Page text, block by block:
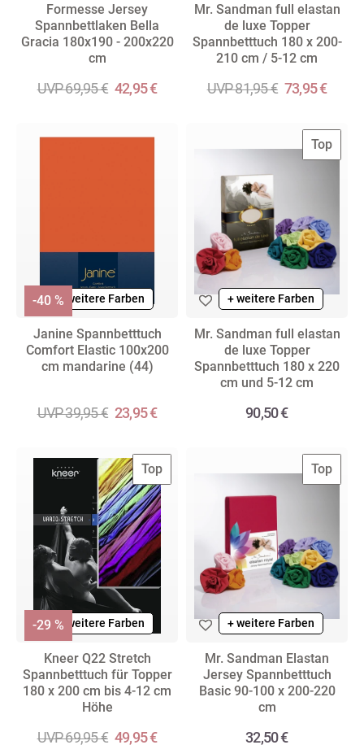
Formesse Jersey
Spannbettlaken Bella
Gracia 180x190 - 200x220
cm
UVP 69,95 € 42,95 €
Mr. Sandman full elastan
de luxe Topper
Spannbetttuch 180 x 200-
210 cm / 5-12 cm
UVP 81,95 € 73,95 €
+ weitere Farben
Janine Spannbetttuch
Comfort Elastic 100x200
cm mandarine (44)
UVP 39,95 € 23,95 €
-40 %
Top
+ weitere Farben
Mr. Sandman full elastan
de luxe Topper
Spannbetttuch 180 x 220
cm und 5-12 cm
90,50 €
Top
+ weitere Farben
Kneer Q22 Stretch
Spannbetttuch für Topper
180 x 200 cm bis 4-12 cm
Höhe
UVP 69,95 € 49,95 €
-29 %
Top
+ weitere Farben
Mr. Sandman Elastan
Jersey Spannbetttuch
Basic 90-100 x 200-220
cm
32,50 €